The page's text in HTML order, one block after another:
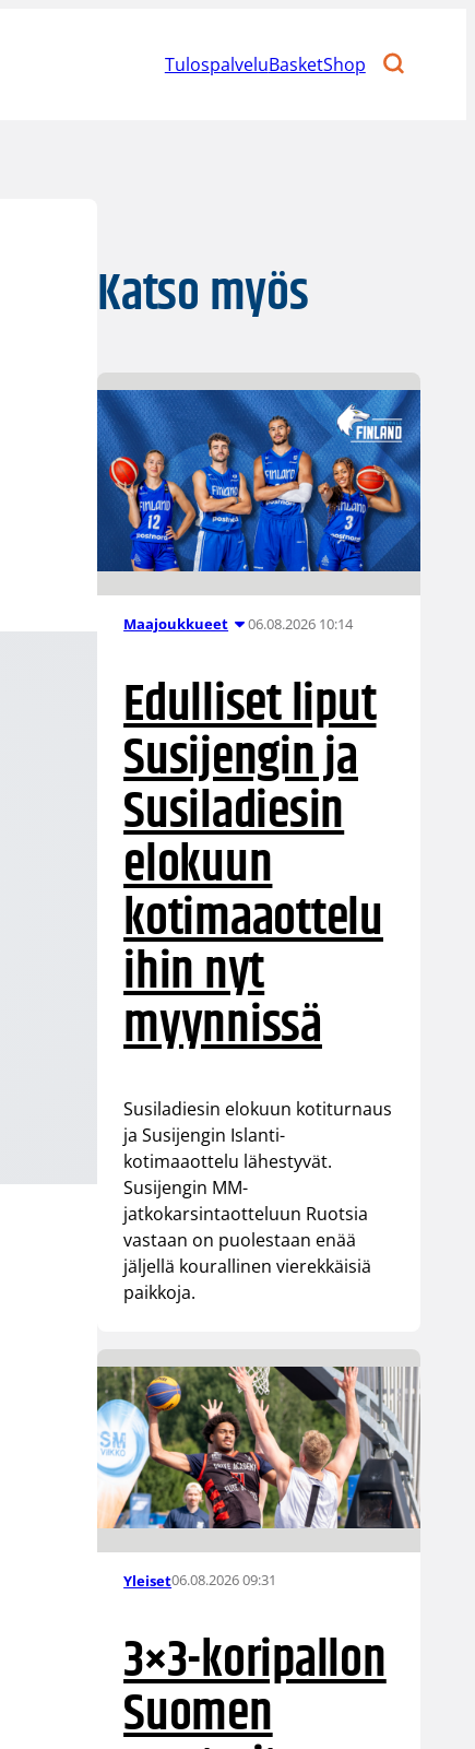
TulospalveluBasketShop
Katso myös
Maajoukkueet 06.08.2026 10:14
Edulliset liput
Susijengin ja
Susiladiesin
elokuun
kotimaaottelu
ihin nyt
myynnissä
Susiladiesin elokuun kotiturnaus
ja Susijengin Islanti-
kotimaaottelu lähestyvät.
Susijengin MM-
jatkokarsintaotteluun Ruotsia
vastaan on puolestaan enää
jäljellä kourallinen vierekkäisiä
paikkoja.
Yleiset06.08.2026 09:31
3×3-koripallon
Suomen